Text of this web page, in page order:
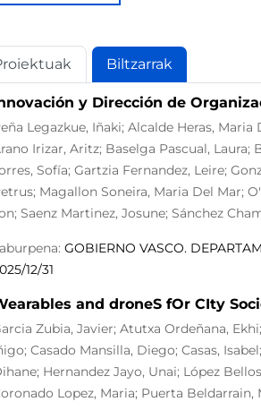
Biltzarrak
y Dirección de
Legazkue, Iñaki; Alcalde Heras,
Irizar, Aritz; Baselga Pascual, Laura;
Sofía; Gartzia Fernandez, Leire;
Magallon Soneira, Maria Del Mar;
Saenz Martinez, Josune; Sánchez
GOBIERNO VASCO.
12/31
and droneS fOr CIty
Zubia, Javier; Atutxa Ordeñana,
Casado Mansilla, Diego; Casas,
Hernandez Jayo, Unai; López
Lopez, Maria; Puerta Beldarrain,